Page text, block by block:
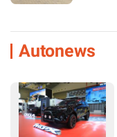
Autonews